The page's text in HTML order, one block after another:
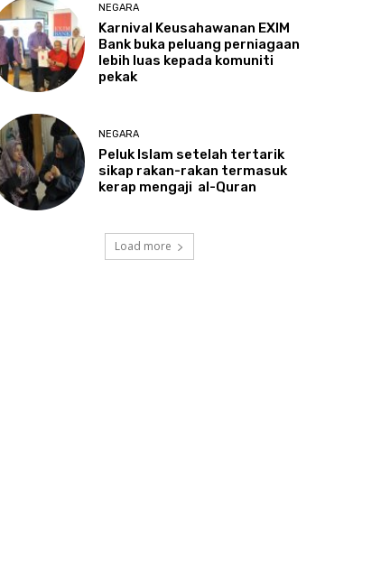
NEGARA
Karnival Keusahawanan EXIM
Bank buka peluang perniagaan
lebih luas kepada komuniti
pekak
NEGARA
PelukIslam setelah tertarik
sikap rakan-rakan termasuk
kerap mengaji al-Quran
Load more